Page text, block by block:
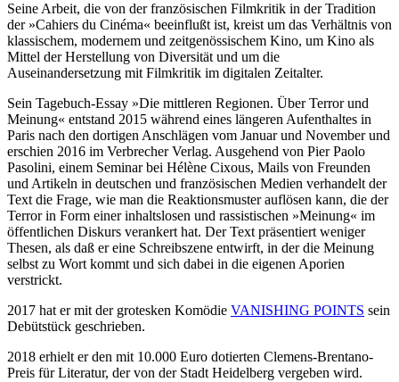
Seine Arbeit, die von der französischen Filmkritik in der Tradition
der »Cahiers du Cinéma« beeinflußt ist, kreist um das Verhältnis von
klassischem, modernem und zeitgenössischem Kino, um Kino als
Mittel der Herstellung von Diversität und um die
Auseinandersetzung mit Filmkritik im digitalen Zeitalter.
Sein Tagebuch-Essay »Die mittleren Regionen. Über Terror und
Meinung« entstand 2015 während eines längeren Aufenthaltes in
Paris nach den dortigen Anschlägen vom Januar und November und
erschien 2016 im Verbrecher Verlag. Ausgehend von Pier Paolo
Pasolini, einem Seminar bei Hélène Cixous, Mails von Freunden
und Artikeln in deutschen und französischen Medien verhandelt der
Text die Frage, wie man die Reaktionsmuster auflösen kann, die der
Terror in Form einer inhaltslosen und rassistischen »Meinung« im
öffentlichen Diskurs verankert hat. Der Text präsentiert weniger
Thesen, als daß er eine Schreibszene entwirft, in der die Meinung
selbst zu Wort kommt und sich dabei in die eigenen Aporien
verstrickt.
2017 hat er mit der grotesken Komödie VANISHING POINTS sein
Debütstück geschrieben.
2018 erhielt er den mit 10.000 Euro dotierten Clemens-Brentano-
Preis für Literatur, der von der Stadt Heidelberg vergeben wird.